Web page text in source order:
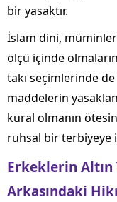
bir yasaktır.
İslam dini,
ölçü içinde
takı seçimlerinde
maddelerin
kural olmanın
ruhsal bir terbiyeye
Erkeklerin Altın
Arkasındaki